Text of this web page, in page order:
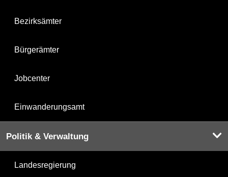
Bezirksämter
Bürgerämter
Jobcenter
Einwanderungsamt
Politik & Verwaltung
Landesregierung